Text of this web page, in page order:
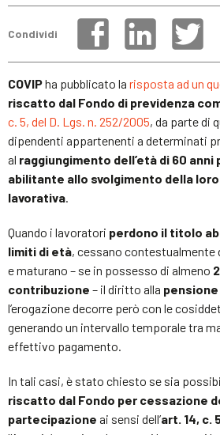
Condividi
COVIPha pubblicato la risposta ad un
riscatto dal Fondo di previdenza
c. 5, del D. Lgs. n. 252/2005, da parte di
dipendenti appartenenti a determinati
al raggiungimento dell’età di 60
abilitante allo svolgimento della
lavorativa.
Quando i lavoratori perdono il titolo
limiti di età, cessano contestualmente
e maturano – se in possesso di almeno
contribuzione – il diritto alla
l’erogazione decorre però con le
generando un intervallo temporale tra
effettivo pagamento.
In tali casi, è stato chiesto se sia
riscatto dal Fondo per cessazione
partecipazione ai sensi dell’art. 14, c.